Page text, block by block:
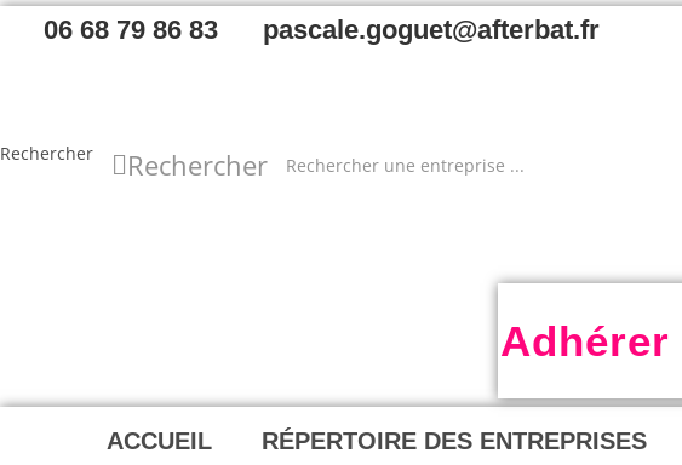
Skip
06 68 79 86 83 pascale.goguet@afterbat.fr
Rechercher Rechercher
Adhérer
ACCUEIL RÉPERTOIRE DES ENTREPRISES